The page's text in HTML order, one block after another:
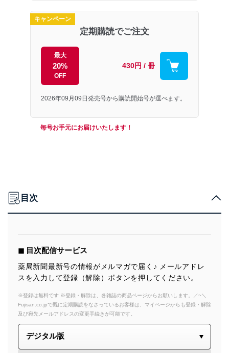
キャンペーン
定期購読でご注文
最大
20%
OFF
430円 / 冊
2026年09月09日発売号から購読開始号が選べます。
毎号お手元にお届けいたします！
目次
◼︎ 目次配信サービス
薬局新聞最新号の情報がメルマガで届く♪ メールアドレ
スを入力して登録（解除）ボタンを押してください。
※登録は無料です ※登録・解除は、各雑誌の商品ページからお願いします。／~＼
Fujisan.co.jpで既に定期購読をなさっているお客様は、マイページからも登録・解除
及び宛先メールアドレスの変更手続きが可能です。